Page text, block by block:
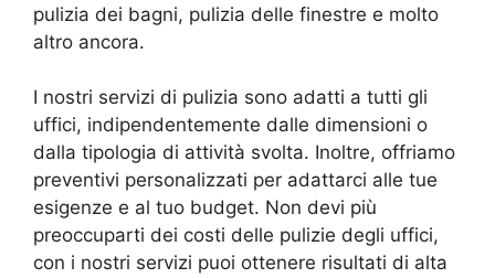
pulizia dei bagni, pulizia delle finestre e molto
altro ancora.
I nostri servizi di pulizia sono adatti a tutti gli
uffici, indipendentemente dalle dimensioni o
dalla tipologia di attività svolta. Inoltre, offriamo
preventivi personalizzati per adattarci alle tue
esigenze e al tuo budget. Non devi più
preoccuparti dei costi delle pulizie degli uffici,
con i nostri servizi puoi ottenere risultati di alta